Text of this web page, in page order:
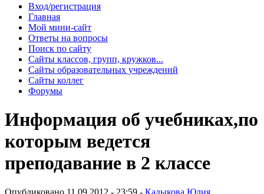
Вход/регистрация
Главная
Мой мини-сайт
Ответы на вопросы
Поиск по сайту
Сайты классов, групп, кружков...
Сайты образовательных учреждений
Сайты коллег
Форумы
Информация об учебниках,по
которым ведется
преподавание в 2 классе
Опубликовано 11.09.2012 - 23:59 - Кадыкова Юлия